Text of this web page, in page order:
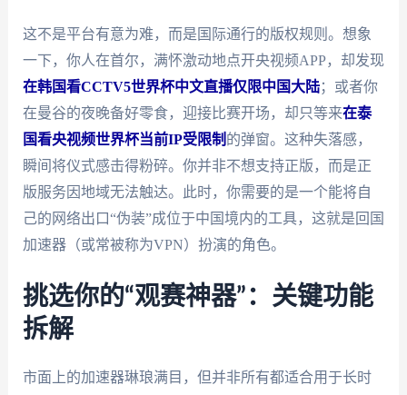
这不是平台有意为难，而是国际通行的版权规则。想象
一下，你人在首尔，满怀激动地点开央视频APP，却发现
在韩国看CCTV5世界杯中文直播仅限中国大陆；或者你
在曼谷的夜晚备好零食，迎接比赛开场，却只等来在泰
国看央视频世界杯当前IP受限制 的弹窗。这种失落感，
瞬间将仪式感击得粉碎。你并非不想支持正版，而是正
版服务因地域无法触达。此时，你需要的是一个能将自
己的网络出口“伪装”成位于中国境内的工具，这就是回国
加速器（或常被称为VPN）扮演的角色。
挑选你的“观赛神器”：关键功能
拆解
市面上的加速器琳琅满目，但并非所有都适合用于长时